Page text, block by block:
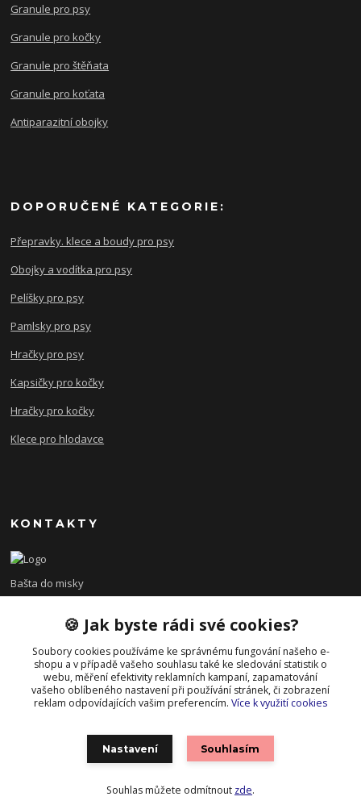
Granule pro psy
Granule pro kočky
Granule pro štěňata
Granule pro koťata
Antiparazitní obojky
DOPORUČENÉ KATEGORIE:
Přepravky. klece a boudy pro psy
Obojky a vodítka pro psy
Pelíšky pro psy
Pamlsky pro psy
Hračky pro psy
Kapsičky pro kočky
Hračky pro kočky
Klece pro hlodavce
KONTAKTY
Bašta do misky
+420 608 479 610
po - pá 8:00 - 15:00
info@bastadomisky.cz
Vytvořeno na Eshop-rychle.cz
🍪 Jak byste rádi své cookies?
Soubory cookies používáme ke správnému fungování našeho e-
shopu a v případě vašeho souhlasu také ke sledování statistik o
webu, měření efektivity reklamních kampaní, zapamatování
vašeho oblíbeného nastavení při používání stránek, či zobrazení
reklam odpovídajících vašim preferencím. Více k využití cookies
Nastavení Souhlasím
Souhlas můžete odmítnout zde.